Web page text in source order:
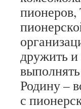
дружить и
Родину –
с